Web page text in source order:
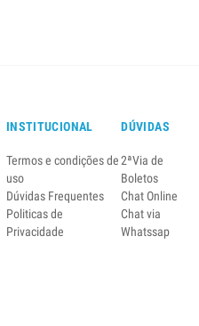
INSTITUCIONAL
Termos e condições de
uso
Dúvidas Frequentes
Politicas de
Privacidade
DÚVIDAS
2ªVia de
Boletos
Chat Online
Chat via
Whatssap